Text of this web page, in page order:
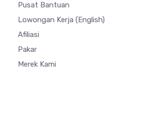
Pusat Bantuan
Lowongan Kerja (English)
Afiliasi
Pakar
Merek Kami